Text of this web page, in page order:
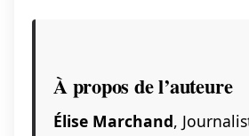
À propos de l’auteure
Élise Marchand,